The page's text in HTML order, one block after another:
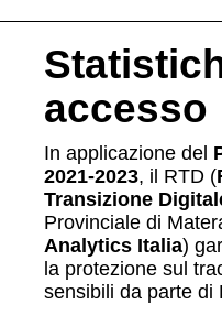
accesso
In applicazione del
2021-2023, il RTD (
Transizione
Provinciale di
Analytics Italia)
la protezione sul
sensibili da parte